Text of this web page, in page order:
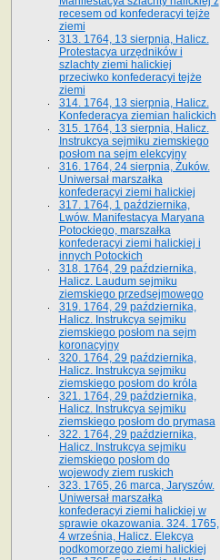
recesem od konfederacyi tejże
ziemi
313. 1764, 13 sierpnia, Halicz.
Protestacya urzędników i
szlachty ziemi halickiej
przeciwko konfederacyi tejże
ziemi
314. 1764, 13 sierpnia, Halicz.
Konfederacya ziemian halickich
315. 1764, 13 sierpnia, Halicz.
Instrukcya sejmiku ziemskiego
posłom na sejm elekcyjny
316. 1764, 24 sierpnia, Żuków.
Uniwersał marszałka
konfederacyi ziemi halickiej
317. 1764, 1 października,
Lwów. Manifestacya Maryana
Potockiego, marszałka
konfederacyi ziemi halickiej i
innych Potockich
318. 1764, 29 października,
Halicz. Laudum sejmiku
ziemskiego przedsejmowego
319. 1764, 29 października,
Halicz. Instrukcya sejmiku
ziemskiego posłom na sejm
koronacyjny
320. 1764, 29 października,
Halicz. Instrukcya sejmiku
ziemskiego posłom do króla
321. 1764, 29 października,
Halicz. Instrukcya sejmiku
ziemskiego posłom do prymasa
322. 1764, 29 października,
Halicz. Instrukcya sejmiku
ziemskiego posłom do
wojewody ziem ruskich
323. 1765, 26 marca, Jaryszów.
Uniwersał marszałka
konfederacyi ziemi halickiej w
sprawie okazowania. 324. 1765,
4 września, Halicz. Elekcya
podkomorzego ziemi halickiej